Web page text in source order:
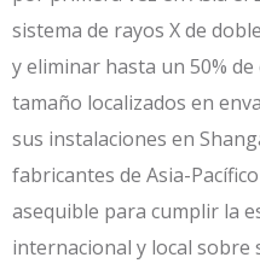
sistema de rayos X de
y eliminar hasta un 50%
tamaño localizados en
sus instalaciones en
fabricantes de Asia-
asequible para cumplir la
internacional y local sobre